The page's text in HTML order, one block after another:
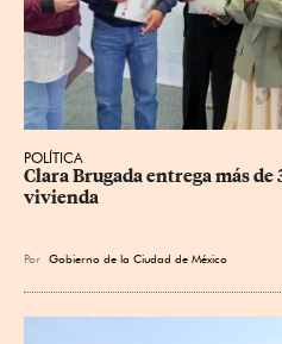
POLÍTICA
Clara Brugada entrega más de
vivienda
Por Gobierno de la Ciudad de México